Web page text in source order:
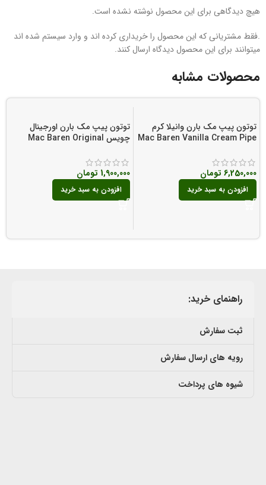
هیچ دیدگاهی برای این محصول نوشته نشده است.
.فقط مشتریانی که این محصول را خریداری کرده اند و وارد سیستم شده اند
میتوانند برای این محصول دیدگاه ارسال کنند.
محصولات مشابه
توتون پیپ مک بارن وانیلا کرم
Mac Baren Vanilla Cream Pipe
6,250,000 تومان
افزودن به سبد خرید
توتون پیپ مک بارن اورجینال
چویس Mac Baren Original
1,900,000 تومان
افزودن به سبد خرید
راهنمای خرید:
ثبت سفارش
رویه های ارسال سفارش
شیوه های پرداخت